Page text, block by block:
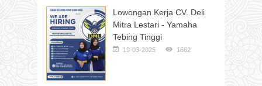
Lowongan Kerja CV. Deli
Mitra Lestari - Yamaha
Tebing Tinggi
19-03-2025 1662